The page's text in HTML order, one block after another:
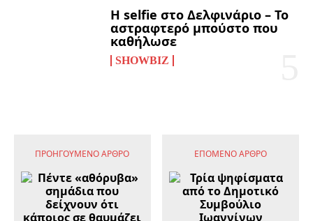
Η selfie στο Δελφινάριο – Το
αστραφτερό μπούστο που
καθήλωσε
SHOWBIZ
ΠΡΟΗΓΟΎΜΕΝΟ ΆΡΘΡΟ ΕΠΌΜΕΝΟ ΆΡΘΡΟ